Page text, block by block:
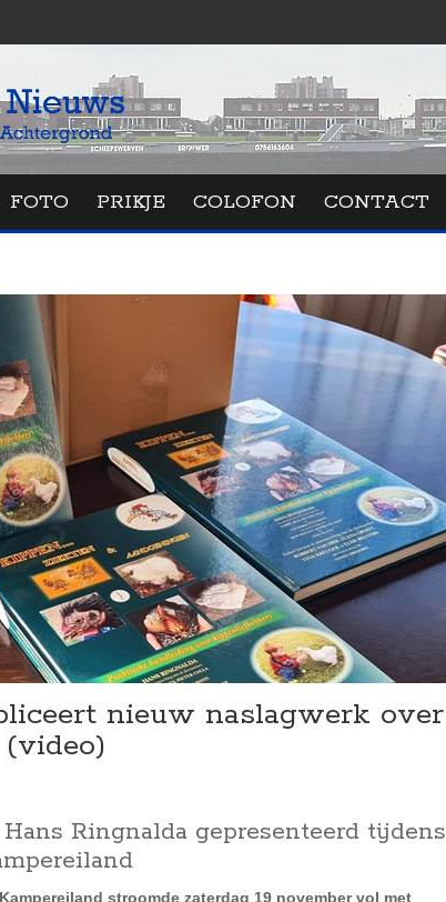
FOTO PRIKJE COLOFON CONTACT
nieuw naslagwerk over
Ringnalda gepresenteerd tijdens
stroomde zaterdag 19 november vol met